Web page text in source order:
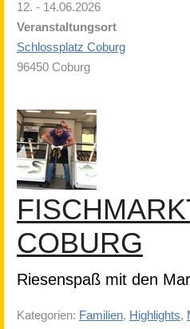
12. - 14.06.2026
Veranstaltungsort
Schlossplatz Coburg
96450 Coburg
COBURG
Riesenspaß mit den
Kategorien: Familien, Highlights,